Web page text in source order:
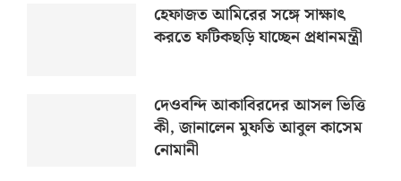
হেফাজত আমিরের সঙ্গে সাক্ষাৎ
করতে ফটিকছড়ি যাচ্ছেন প্রধানমন্ত্রী
দেওবন্দি আকাবিরদের আসল ভিত্তি
কী, জানালেন মুফতি আবুল কাসেম
নোমানী